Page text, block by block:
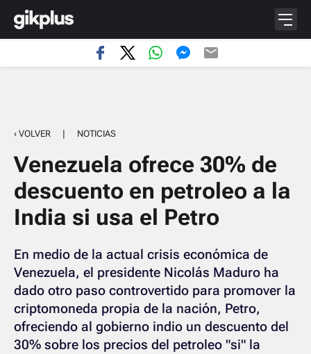
‹ VOLVER | NOTICIAS
Venezuela ofrece 30% de
descuento en petroleo a la
India si usa el Petro
En medio de la actual crisis económica de
Venezuela, el presidente Nicolás Maduro ha
dado otro paso controvertido para promover la
criptomoneda propia de la nación, Petro,
ofreciendo al gobierno indio un descuento del
30% sobre los precios del petroleo "si" la